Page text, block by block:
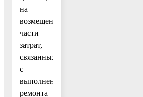
на
возмещение
части
затрат,
связанных
с
выполнением
ремонта